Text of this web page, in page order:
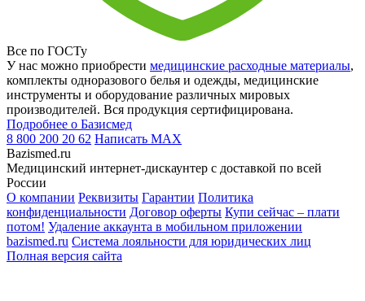
Все по ГОСТу
У нас можно приобрести медицинские расходные материалы,
комплекты одноразового белья и одежды, медицинские
инструменты и оборудование различных мировых
производителей. Вся продукция сертифицирована.
Подробнее о Базисмед
8 800 200 20 62 Написать MAX
Bazismed.ru
Медицинский интернет-дискаунтер с доставкой по всей
России
О компании Реквизиты Гарантии Политика
конфиденциальности Договор оферты Купи сейчас – плати
потом! Удаление аккаунта в мобильном приложении
bazismed.ru Система лояльности для юридических лиц
Полная версия сайта